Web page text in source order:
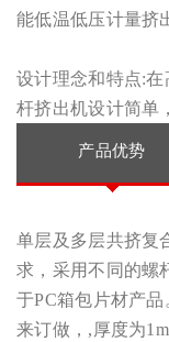
能低温低压计量挤
设计理念和特点:
杆挤出机设计简单
产品优势
单层及多层共挤复
求，采用不同的螺
于PC箱包片材产
来订做，,厚度为